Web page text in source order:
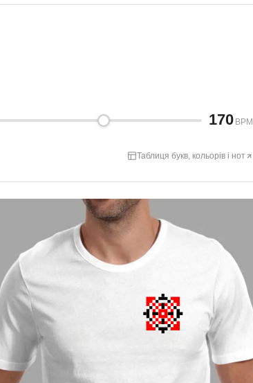
170 BPM
Таблиця букв, кольорів і нот